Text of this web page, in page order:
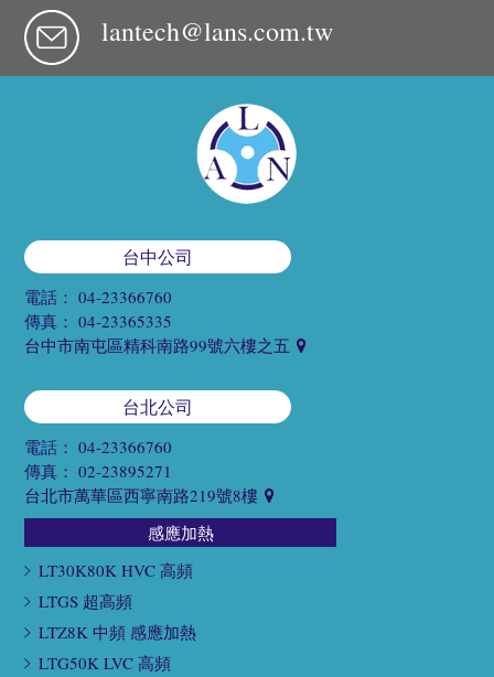
lantech@lans.com.tw
台中公司
電話：04-23366760
傳真：04-23365335
台中市南屯區精科南路99號六樓之五
台北公司
電話：04-23366760
傳真：02-23895271
台北市萬華區西寧南路219號8樓
感應加熱
LT30K80K HVC 高頻
LTGS 超高頻
LTZ8K 中頻 感應加熱
LTG50K LVC 高頻